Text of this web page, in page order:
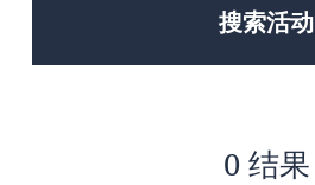
搜索活动
0 结果